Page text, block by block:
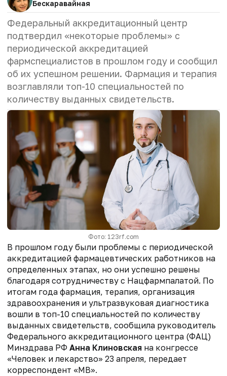
Бескаравайная
Федеральный аккредитационный центр
подтвердил «некоторые проблемы» с
периодической аккредитацией
фармспециалистов в прошлом году и сообщил
об их успешном решении. Фармация и терапия
возглавляли топ-10 специальностей по
количеству выданных свидетельств.
Фото: 123rf.com
В прошлом году были проблемы с периодической
аккредитацией фармацевтических работников на
определенных этапах, но они успешно решены
благодаря сотрудничеству с Нацфармпалатой. По
итогам года фармация, терапия, организация
здравоохранения и ультразвуковая диагностика
вошли в топ-10 специальностей по количеству
выданных свидетельств, сообщила руководитель
Федерального аккредитационного центра (ФАЦ)
Минздрава РФ Анна Клиновская на конгрессе
«Человек и лекарство» 23 апреля, передает
корреспондент «МВ».